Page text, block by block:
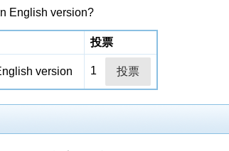
English version?
投票
version 1